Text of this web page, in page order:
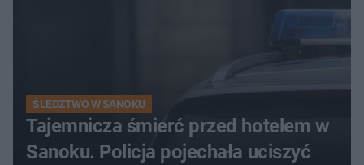
ŚLEDZTWO W SANOKU
Tajemnicza śmierć przed hotelem w
Sanoku. Policja pojechała uciszyć